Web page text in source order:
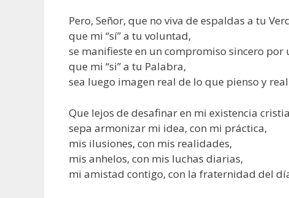
Pero, Señor, que no viva de espaldas a tu
que mi “sí” a tu voluntad,
se manifieste en un compromiso sincero por
que mi “si” a tu Palabra,
sea luego imagen real de lo que pienso y
Que lejos de desafinar en mi existencia
sepa armonizar mi idea, con mi práctica,
mis ilusiones, con mis realidades,
mis anhelos, con mis luchas diarias,
mi amistad contigo, con la fraternidad del